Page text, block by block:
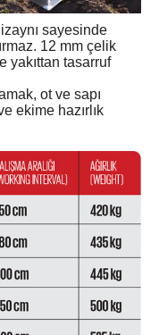
sayesinde
12 mm çelik
yakıttan tasarruf
ot ve sapı
ekime hazırlık